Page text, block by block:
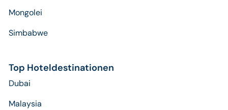
Mongolei
Simbabwe
Top Hoteldestinationen
Dubai
Malaysia